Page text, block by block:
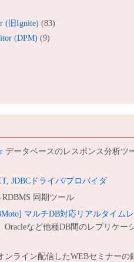
(旧Ignite) (83)
(DPM) (9)
データベースのレスポンス分析ツ
JDBCドライバ/プロバイダ
同期ツール
マルチDB対応リアルタイムレ
Oracleなど他種DB間のレプリケー
ンライン配信したWEBセミナーの